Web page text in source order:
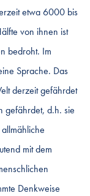
etwa 6000 bis
von ihnen ist
bedroht. Im
Sprache. Das
derzeit gefährdet
gefährdet, d.h. sie
mit dem
Denkweise